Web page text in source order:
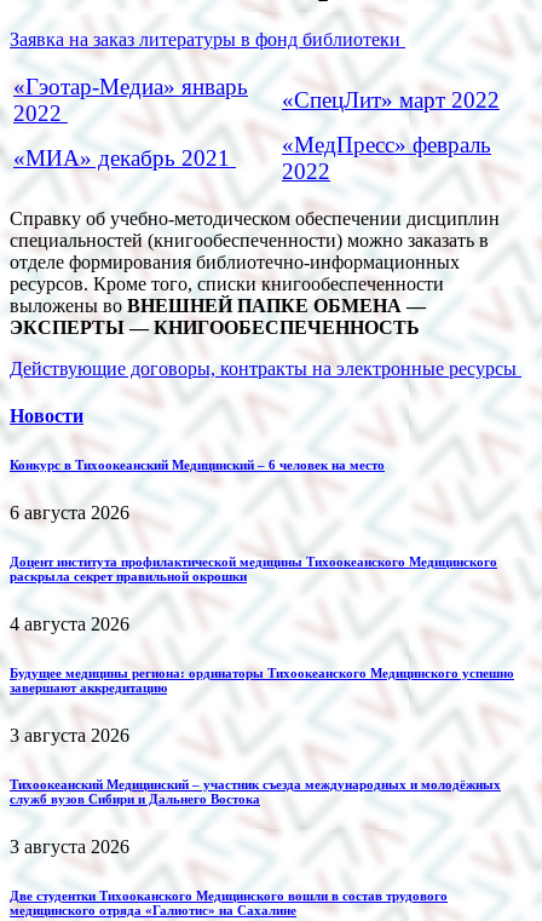
Заявка на заказ литературы в фонд библиотеки
«Гэотар-Медиа» январь
2022
«СпецЛит» март 2022
«МИА» декабрь 2021
«МедПресс» февраль
2022
Справку об учебно-методическом обеспечении дисциплин
специальностей (книгообеспеченности) можно заказать в
отделе формирования библиотечно-информационных
ресурсов. Кроме того, списки книгообеспеченности
выложены во ВНЕШНЕЙ ПАПКЕ ОБМЕНА —
ЭКСПЕРТЫ — КНИГООБЕСПЕЧЕННОСТЬ
Действующие договоры, контракты на электронные ресурсы
Новости
Конкурс в Тихоокеанский Медицинский – 6 человек на место
6 августа 2026
Доцент института профилактической медицины Тихоокеанского Медицинского
раскрыла секрет правильной окрошки
4 августа 2026
Будущее медицины региона: ординаторы Тихоокеанского Медицинского успешно
завершают аккредитацию
3 августа 2026
Тихоокеанский Медицинский – участник съезда международных и молодёжных
служб вузов Сибири и Дальнего Востока
3 августа 2026
Две студентки Тихооканского Медицинского вошли в состав трудового
медицинского отряда «Галиотис» на Сахалине